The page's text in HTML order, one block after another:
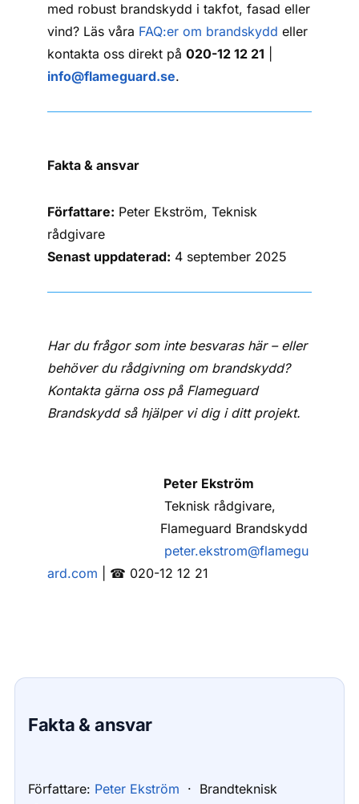
med robust brandskydd i takfot, fasad eller
vind? Läs våra FAQ:er om brandskydd eller
kontakta oss direkt på020-12 12 21
info@flameguard.se.
Fakta & ansvar
Författare: Peter Ekström, Teknisk
rådgivare
Senast uppdaterad: 4 september 2025
Har du frågor som inte besvaras här – eller
behöver du rådgivning om brandskydd?
Kontakta gärna oss på Flameguard
Brandskydd så hjälper vi dig i ditt projekt.
Peter Ekström
Teknisk rådgivare,
Flameguard Brandskydd
peter.ekstrom@flamegu
ard.com | ☎ 020-12 12 21
Fakta & ansvar
Författare: Peter Ekström · Brandteknisk